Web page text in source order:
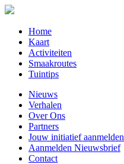
Home
Kaart
Activiteiten
Smaakroutes
Tuintips
Nieuws
Verhalen
Over Ons
Partners
Jouw initiatief aanmelden
Aanmelden Nieuwsbrief
Contact